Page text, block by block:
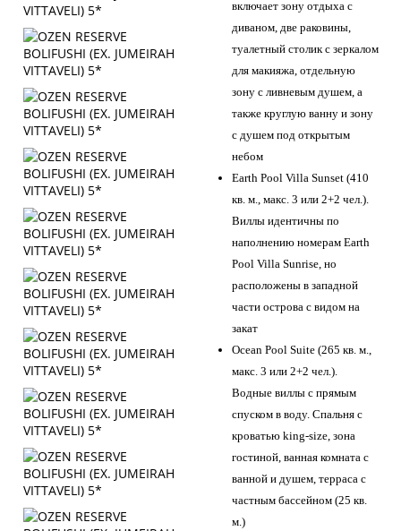
включает зону отдыха с
диваном, две раковины,
туалетный столик с зеркалом
для макияжа, отдельную
зону с ливневым душем, а
также круглую ванну и зону
с душем под открытым
небом
Earth Pool Villa Sunset (410
кв. м., макс. 3 или 2+2 чел.).
Виллы идентичны по
наполнению номерам Earth
Pool Villa Sunrise, но
расположены в западной
части острова с видом на
закат
Ocean Pool Suite (265 кв. м.,
макс. 3 или 2+2 чел.).
Водные виллы с прямым
спуском в воду. Спальня с
кроватью king-size, зона
гостиной, ванная комната с
ванной и душем, терраса с
частным бассейном (25 кв.
м.)